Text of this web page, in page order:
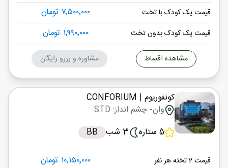
قیمت یک کودک با تخت ۷٬۵۰۰٬۰۰۰ تومان
قیمت یک کودک بدون تخت ۱٬۹۹۰٬۰۰۰ تومان
مشاهده اقساط مشاوره و رزرو رایگان
کونفوریوم | CONFORIUM
وان- چشم انداز: STD
5 ستاره
3 شب BB
قیمت 2 تخته هر نفر ۱۰٬۱۵۰٬۰۰۰ تومان